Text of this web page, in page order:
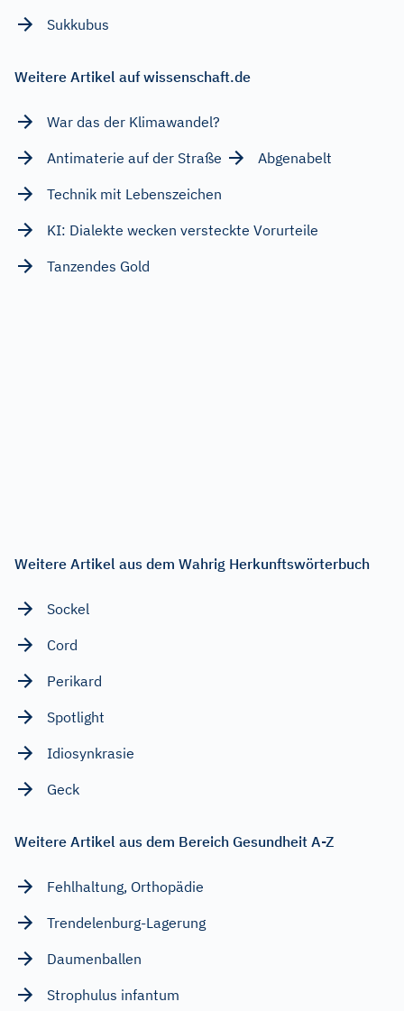
Sukkubus
Weitere Artikel auf wissenschaft.de
War das der Klimawandel?
Antimaterie auf der Straße
Abgenabelt
Technik mit Lebenszeichen
KI: Dialekte wecken versteckte Vorurteile
Tanzendes Gold
Weitere Artikel aus dem Wahrig Herkunftswörterbuch
Sockel
Cord
Perikard
Spotlight
Idiosynkrasie
Geck
Weitere Artikel aus dem Bereich Gesundheit A-Z
Fehlhaltung, Orthopädie
Trendelenburg-Lagerung
Daumenballen
Strophulus infantum